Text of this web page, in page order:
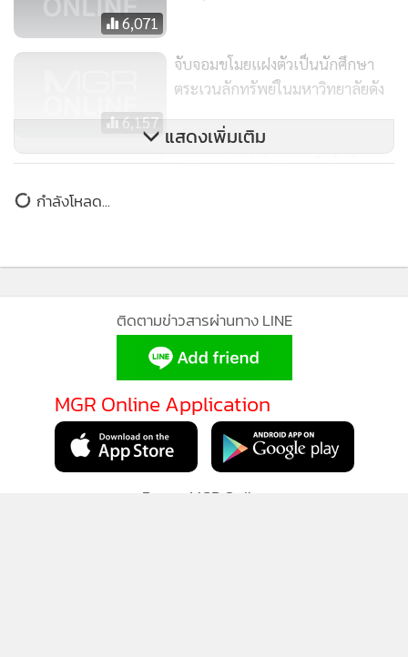
6,071
6,157
จับจอมขโมยแฝงตัวเป็นนักศึกษา
ตระเวนลักทรัพย์ในมหาวิทยาลัยดัง
ตร.รวบ 3 หนุ่มโคลอมเบียลักตู้เซฟ
แสดงเพิ่มเติม
ข่าวในหมวดล่าสุด
1
ประเทศ
เหยื่อ "โรงเบียร์ ณ ลาดพร้าว" เสียชีวิตเพิ่มอีก 1 เป็นราย
CIB บุกทลายโกดังสินค้าปลอมย่านมีนบุรี ยึดของกลาง
กว่า 3 หมื่นชิ้น